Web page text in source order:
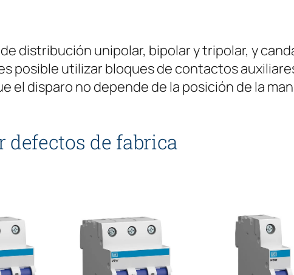
A
M
P
E
L
O
distribución unipolar, bipolar y tripolar, y
es posible utilizar bloques de contactos
el disparo no depende de la posición de la
defectos de fabrica